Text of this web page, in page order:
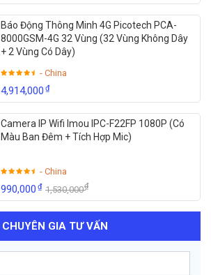
Báo Động Thông Minh 4G Picotech PCA-
8000GSM-4G 32 Vùng (32 Vùng Không Dây
+ 2 Vùng Có Dây)
- China
4,914,000₫
Camera IP Wifi Imou IPC-F22FP 1080P (Có
Màu Ban Đêm + Tích Hợp Mic)
- China
990,000₫ 1,530,000₫
CHUYÊN GIA TƯ VẤN